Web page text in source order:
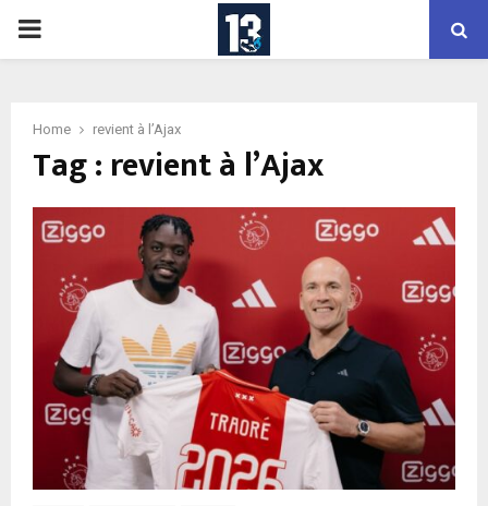
PRIMARY
Home revient à l’Ajax
Tag : revient à l’Ajax